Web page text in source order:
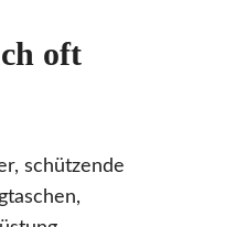
oft
schützende